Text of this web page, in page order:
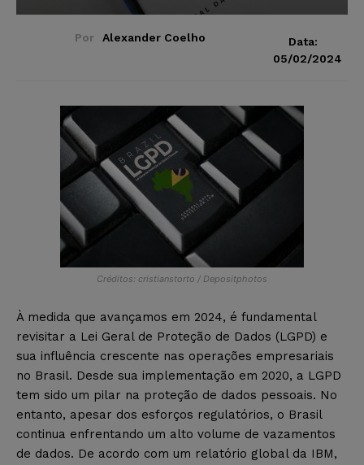
Por Alexander Coelho
Data:
05/02/2024
Créditos: cristianstorto / Depositphotos
À medida que avançamos em 2024, é fundamental
revisitar a Lei Geral de Proteção de Dados (LGPD) e
sua influência crescente nas operações empresariais
no Brasil. Desde sua implementação em 2020, a LGPD
tem sido um pilar na proteção de dados pessoais. No
entanto, apesar dos esforços regulatórios, o Brasil
continua enfrentando um alto volume de vazamentos
de dados. De acordo com um relatório global da IBM,